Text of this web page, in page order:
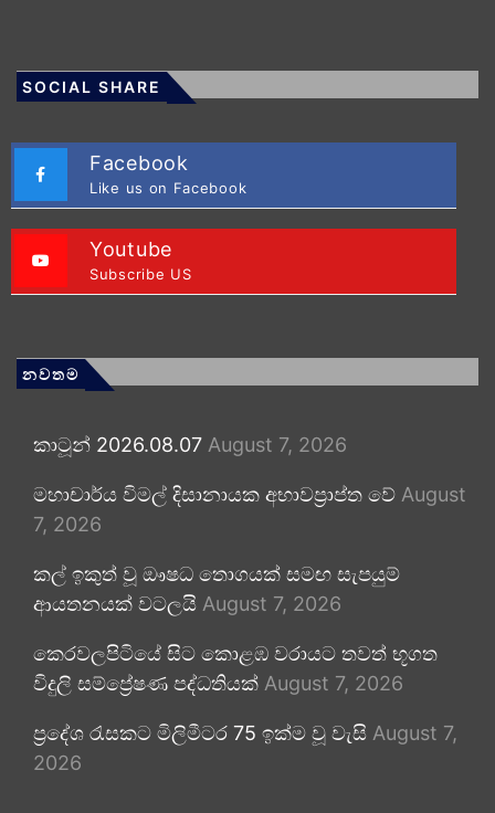
SOCIAL SHARE
Facebook
Like us on Facebook
Youtube
Subscribe US
නවතම
කාටූන් 2026.08.07 August 7, 2026
මහාචාර්ය විමල් දිසානායක අභාවප්‍රාප්ත වේ August
7, 2026
කල් ඉකුත් වූ ඖෂධ තොගයක් සමඟ සැපයුම්
ආයතනයක් වටලයි August 7, 2026
කෙරවලපිටියේ සිට කොළඹ වරායට තවත් භූගත
විදුලි සම්ප්‍රේෂණ පද්ධතියක් August 7, 2026
ප්‍රදේශ රැසකට මිලිමීටර 75 ඉක්ම වූ වැසි August 7,
2026